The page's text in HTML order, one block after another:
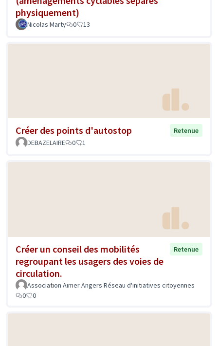
physiquement)
Nicolas Marty 0 13
Créer des points d'autostop
Retenue
DEBAZELAIRE
0 1
Créer un conseil des mobilités
regroupant les usagers des voies de
circulation.
Retenue
Association Aimer Angers Réseau d'initiatives citoyennes
0
0